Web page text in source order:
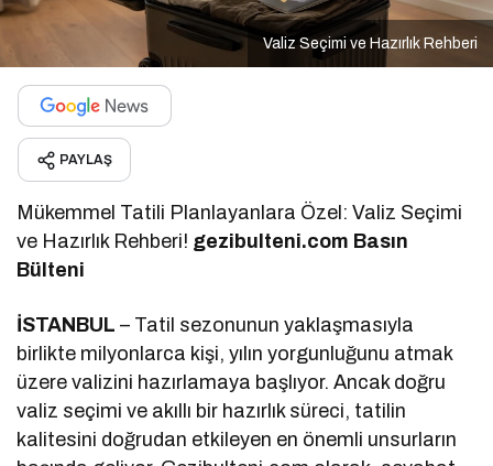
Valiz Seçimi ve Hazırlık Rehberi
PAYLAŞ
Mükemmel Tatili Planlayanlara Özel: Valiz Seçimi
ve Hazırlık Rehberi! gezibulteni.com Basın
Bülteni
İSTANBUL – Tatil sezonunun yaklaşmasıyla
birlikte milyonlarca kişi, yılın yorgunluğunu atmak
üzere valizini hazırlamaya başlıyor. Ancak doğru
valiz seçimi ve akıllı bir hazırlık süreci, tatilin
kalitesini doğrudan etkileyen en önemli unsurların